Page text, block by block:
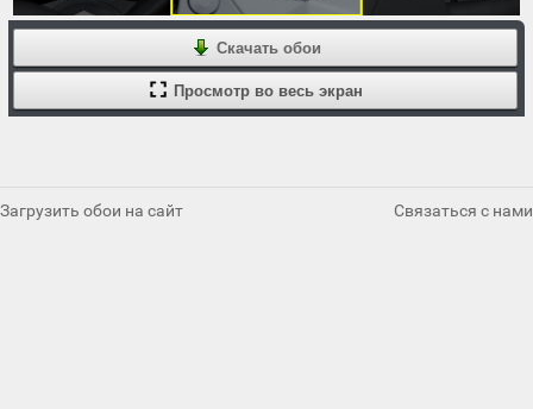
Скачать обои
Просмотр во весь экран
Загрузить обои на сайт Связаться с нами